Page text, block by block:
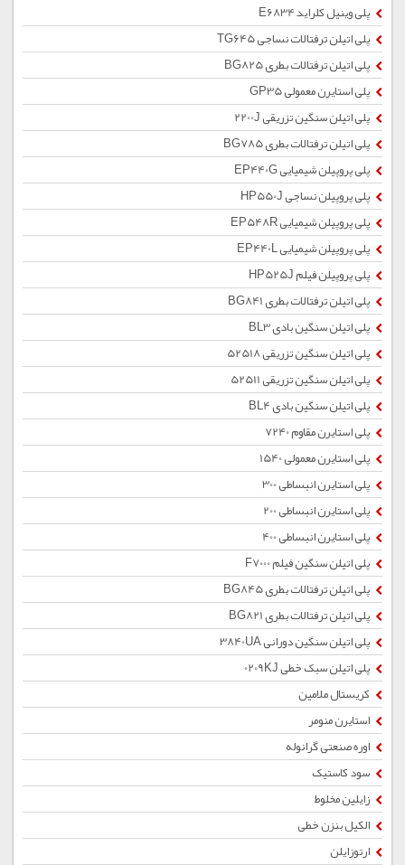
پلی وینیل کلراید E6834
پلی اتیلن ترفتالات نساجی TG645
پلی اتیلن ترفتالات بطری BG825
پلی استایرن معمولی GP35
پلی اتیلن سنگین تزریقی 2200J
پلی اتیلن ترفتالات بطری BG785
پلی پروپیلن شیمیایی EP440G
پلی پروپیلن نساجی HP550J
پلی پروپیلن شیمیایی EP548R
پلی پروپیلن شیمیایی EP440L
پلی پروپیلن فیلم HP525J
پلی اتیلن ترفتالات بطری BG841
پلی اتیلن سنگین بادی BL3
پلی اتیلن سنگین تزریقی 52518
پلی اتیلن سنگین تزریقی 52511
پلی اتیلن سنگین بادی BL4
پلی استایرن مقاوم 7240
پلی استایرن معمولی 1540
پلی استایرن انبساطی 300
پلی استایرن انبساطی 200
پلی استایرن انبساطی 400
پلی اتیلن سنگین فیلم F7000
پلی اتیلن ترفتالات بطری BG845
پلی اتیلن ترفتالات بطری BG821
پلی اتیلن سنگین دورانی 3840UA
پلی اتیلن سبک خطی 0209KJ
کریستال ملامین
استایرن منومر
اوره صنعتی گرانوله
سود کاستیک
زایلین مخلوط
الکیل بنزن خطی
ارتوزایلن